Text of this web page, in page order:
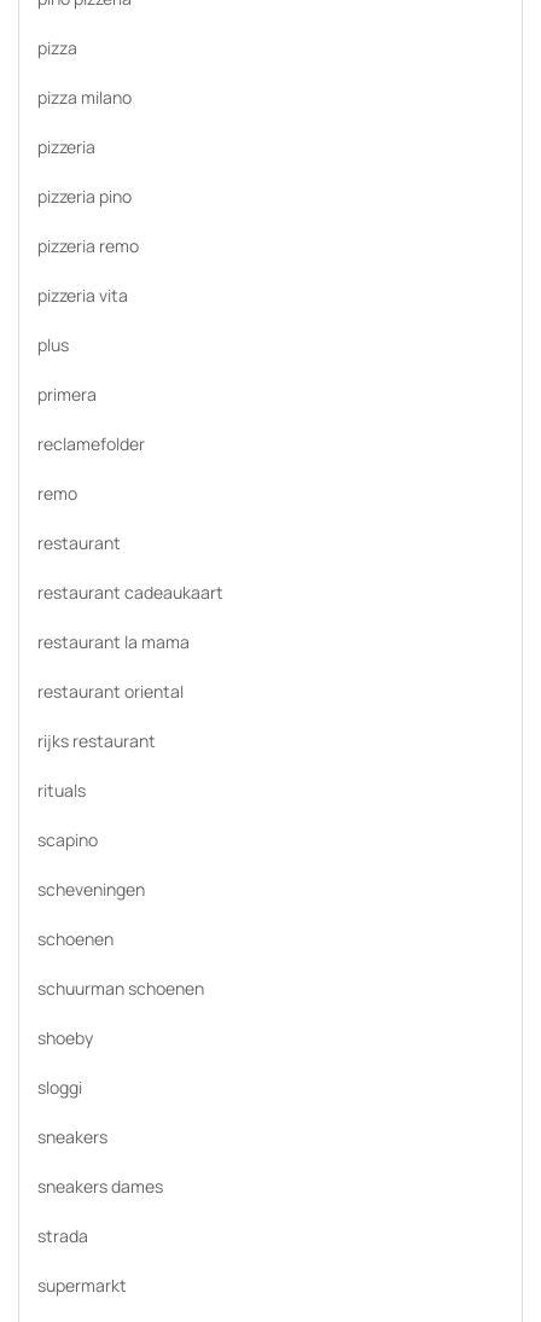
pizza
pizza milano
pizzeria
pizzeria pino
pizzeria remo
pizzeria vita
plus
primera
reclamefolder
remo
restaurant
restaurant cadeaukaart
restaurant la mama
restaurant oriental
rijks restaurant
rituals
scapino
scheveningen
schoenen
schuurman schoenen
shoeby
sloggi
sneakers
sneakers dames
strada
supermarkt